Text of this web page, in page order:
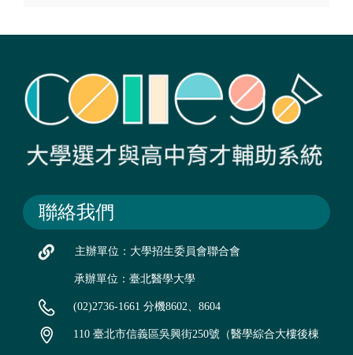
聯絡我們
主辦單位：大學招生委員會聯合會
承辦單位：臺北醫學大學
(02)2736-1661 分機8602、8604
110 臺北市信義區吳興街250號（醫學綜合大樓後棟